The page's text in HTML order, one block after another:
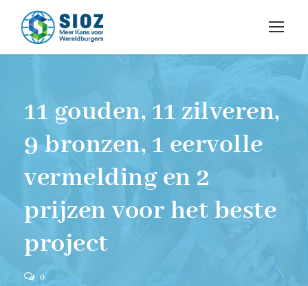
11 gouden, 11 zilveren,
9 bronzen, 1 eervolle
vermelding en 2
prijzen voor het beste
project
0